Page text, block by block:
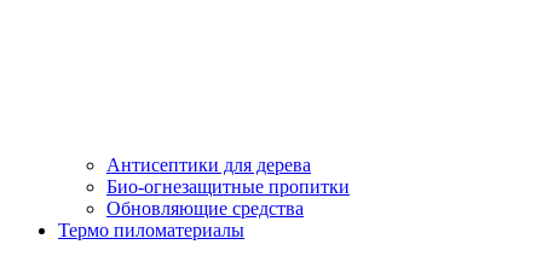
Антисептики для дерева
Био-огнезащитные пропитки
Обновляющие средства
Термо пиломатериалы